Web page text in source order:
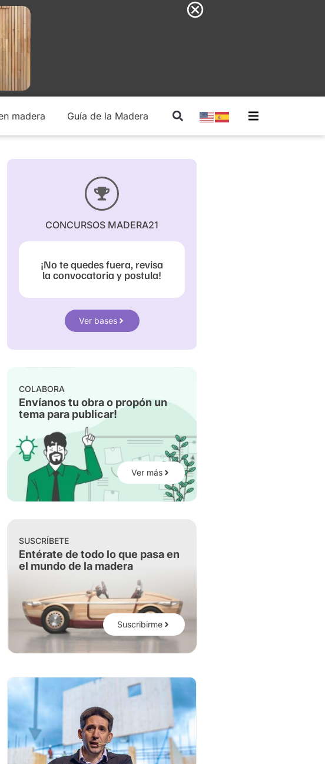
madera Guía de la Madera
CONCURSOS MADERA21
¡No te quedes fuera, revisa
la convocatoria y postula!
Ver bases
COLABORA
Envíanos tu obra o propón un
tema para publicar!
Ver más
SUSCRÍBETE
Entérate de todo lo que pasa en
el mundo de la madera
Suscribirme